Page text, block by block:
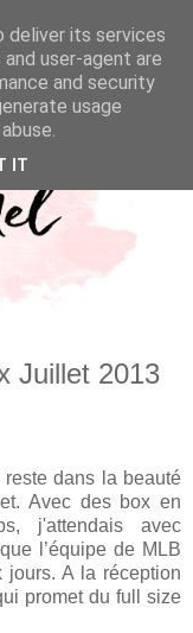
Juillet 2013
dans la beauté
Avec des box en
j'attendais avec
l’équipe de MLB
A la réception
promet du full size
deliver its services
user-agent are
and security
usage
IT